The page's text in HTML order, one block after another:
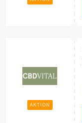
AKTION